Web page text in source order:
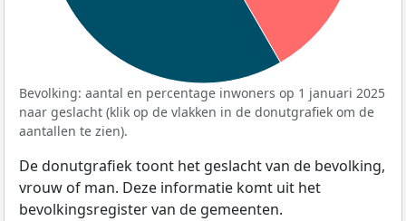
Bevolking: aantal en percentage inwoners op 1 januari 2025
naar geslacht (klik op de vlakken in de donutgrafiek om de
aantallen te zien).
De donutgrafiek toont het geslacht van de bevolking,
vrouw of man. Deze informatie komt uit het
bevolkingsregister van de gemeenten.